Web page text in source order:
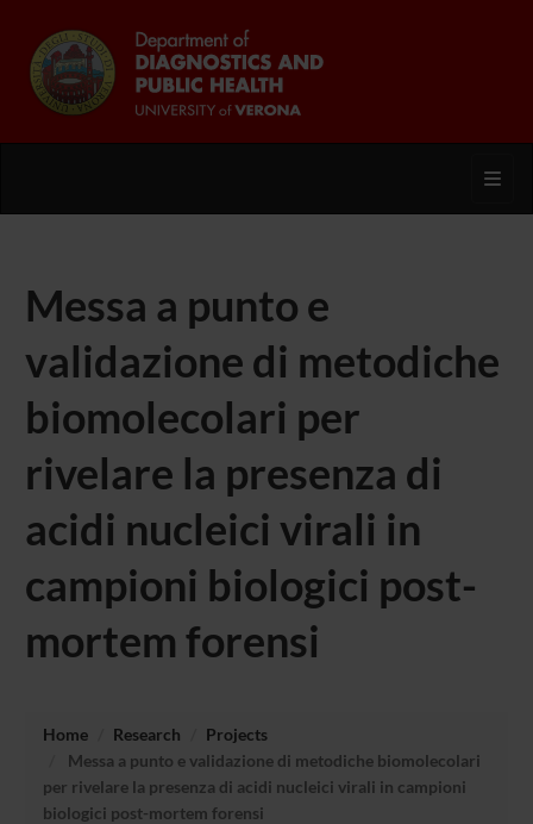
Messa a punto e
validazione di metodiche
biomolecolari per
rivelare la presenza di
acidi nucleici virali in
campioni biologici post-
mortem forensi
Home Research
Projects
Messa a punto e validazione di metodiche biomolecolari
per rivelare la presenza di acidi nucleici virali in campioni
biologici post-mortem forensi